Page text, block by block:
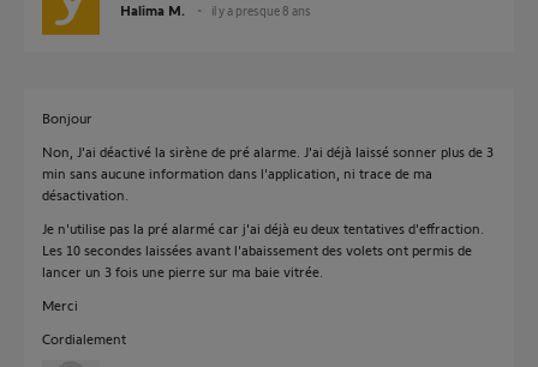
Halima M. il y a presque 8 ans
Bonjour
Non, J'ai déactivé la sirène de pré alarme. J'ai déjà laissé sonner plus de 3
min sans aucune information dans l'application, ni trace de ma
désactivation.
Je n'utilise pas la pré alarmé car j'ai déjà eu deux tentatives d'effraction.
Les 10 secondes laissées avant l'abaissement des volets ont permis de
lancer un 3 fois une pierre sur ma baie vitrée.
Merci
Cordialement